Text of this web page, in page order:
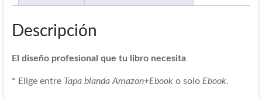
Descripción
El diseño profesional que tu libro necesita
* Elige entre Tapa blanda Amazon+Ebooko solo Ebook.